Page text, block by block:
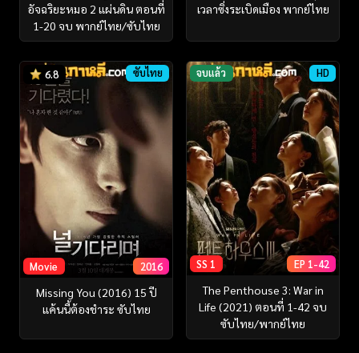
อัจฉริยะหมอ 2 แผ่นดิน ตอนที่
1-20 จบ พากย์ไทย/ซับไทย
เวลาซิ่งระเบิดเมือง พากย์ไทย
6.8 ซับไทย
Movie 2016
Missing You (2016) 15 ปี
แค้นนี้ต้องชําระ ซับไทย
จบแล้ว HD
SS 1 EP 1-42
The Penthouse 3: War in
Life (2021) ตอนที่ 1-42 จบ
ซับไทย/พากย์ไทย